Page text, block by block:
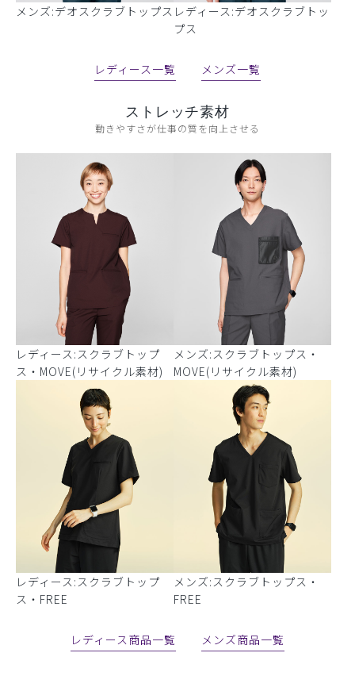
メンズ:デオスクラブトップス レディース:デオスクラブトッ
プス
レディース一覧 メンズ一覧
ストレッチ素材
動きやすさが仕事の質を向上させる
レディース:スクラブトップ
ス・MOVE(リサイクル素材)
メンズ:スクラブトップス・
MOVE(リサイクル素材)
レディース:スクラブトップ
ス・FREE
メンズ:スクラブトップス・
FREE
レディース商品一覧 メンズ商品一覧